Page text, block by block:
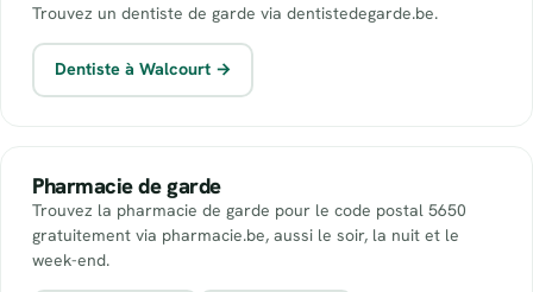
Trouvez un dentiste de garde via dentistedegarde.be.
Dentiste à Walcourt →
Pharmacie de garde
Trouvez la pharmacie de garde pour le code postal 5650
gratuitement via pharmacie.be, aussi le soir, la nuit et le
week-end.